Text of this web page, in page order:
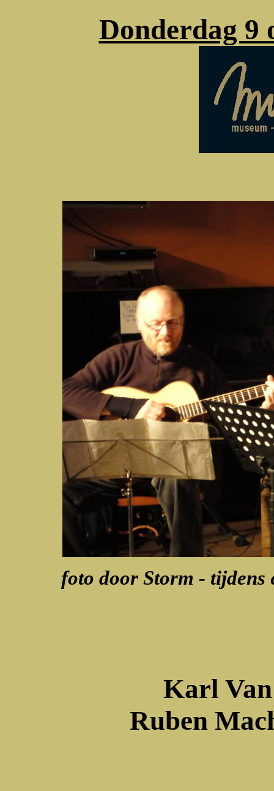
Donderdag 9
foto door Storm - tijdens
Karl
Ruben